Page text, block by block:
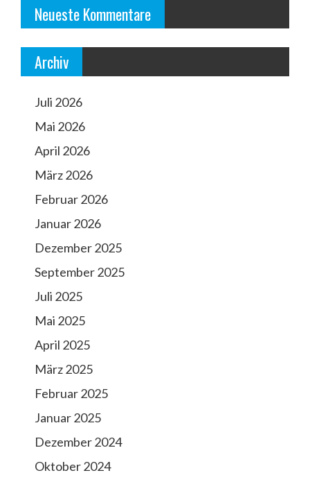
e
r
u
n
g
d
e
r
B
e
i
t
r
ä
g
e
Neueste Kommentare
Archiv
Juli 2026
Mai 2026
April 2026
März 2026
Februar 2026
Januar 2026
Dezember 2025
September 2025
Juli 2025
Mai 2025
April 2025
März 2025
Februar 2025
Januar 2025
Dezember 2024
Oktober 2024